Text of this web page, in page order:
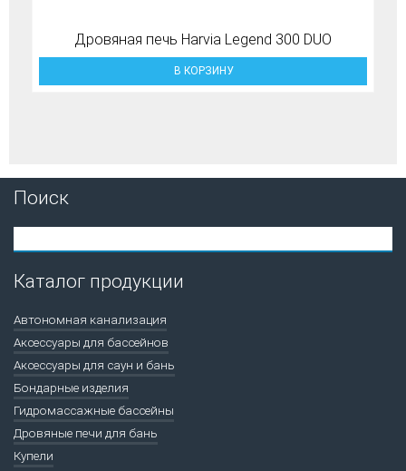
Дровяная печь Harvia Legend 300 DUO
В КОРЗИНУ
Поиск
Каталог продукции
Автономная канализация
Аксессуары для бассейнов
Аксессуары для саун и бань
Бондарные изделия
Гидромассажные бассейны
Дровяные печи для бань
Купели